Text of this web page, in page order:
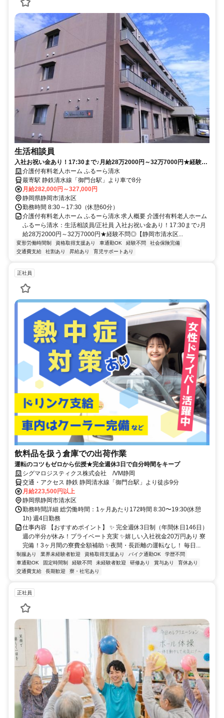
生活相談員
入社お祝い金あり！17:30まで♪月給28万2000円～32万7000円★経験不
問◎【静岡市清水区、介護付有料老人ホーム、生活相談員、正職員】※
積極採用中
介護付有料老人ホーム ふるーら清水
最寄駅 静鉄清水線「御門台駅」より車で8分
月給282,000円～327,000円
静岡県静岡市清水区
勤務時間 8:30～17:30（休憩60分）
介護付有料老人ホーム ふるーら清水 求人概要 介護付有料老人ホーム
ふるーら清水：生活相談員/正社員 入社お祝い金あり！17:30まで♪月
給28万2000円～32万7000円★経験不問◎【静岡市清水区...
変形労働時間制 資格取得支援あり 車通勤OK 経験不問
社会保険完備
交通費支給
社割あり 昇給あり 育児サポートあり
正社員
飲料品を扱う倉庫での出荷作業
運転のコツもゼロから伝授★完全週休3日で自分時間をキープ
シグマロジスティクス株式会社 /VM静岡
交通・アクセス 静鉄 静岡清水線「御門台駅」より徒歩9分
月給223,500円以上
静岡県静岡市清水区
勤務時間詳細 総労働時間：1ヶ月あたり172時間 8:30〜19:30(休憩
1h) 週4日勤務
仕事内容 【おすすめポイント】 ✨ 完全週休3日制（年間休日146日）
週の半分が休み！プライベート充実 ✨嬉しい入社祝金20万円あり 寮
完備！3ヶ月間の寮費全額補助 ✨夜間・長距離の運転なし！ 毎日...
制服あり 業界未経験者歓迎 資格取得支援あり バイク通勤OK
学歴不問
車通勤OK
固定時間制 経験不問 未経験者歓迎 研修あり 賞与あり
育休あり
交通費支給
長期歓迎 寮・社宅あり
正社員